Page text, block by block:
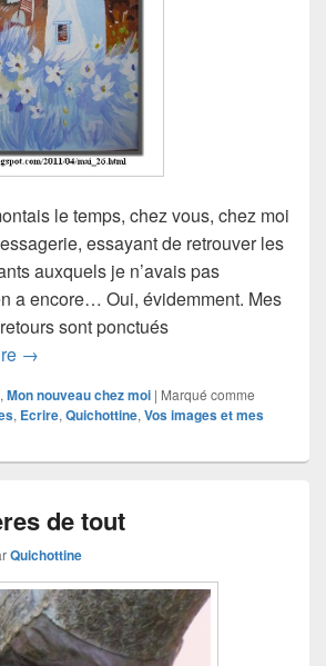
le temps, chez vous, chez moi
essayant de retrouver les
auxquels je n’avais pas
a encore… Oui, évidemment. Mes
sont ponctués
Le silence des mots tus
→
, Mon nouveau chez moi | Marqué comme
, Ecrire, Quichottine, Vos images et mes
de tout
Quichottine